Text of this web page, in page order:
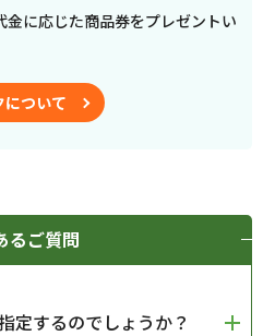
金に応じた商品券をプレゼントい
について
るご質問
定するのでしょうか？